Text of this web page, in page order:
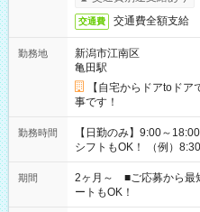
交通費 交通費全額支給
勤務地
新潟市江南区
亀田駅
【自宅からドアtoド
事です！
勤務時間
【日勤のみ】9:00～18:00（休憩60分）
シフトもOK！ （例）
「家族とお休みを合わせ
たい」 「できれば残業
えてくださいね。 ※Wワーク希望の方へ 今ご覧のお仕事で希望
する勤務時間と、もう1
期間
2ヶ月～ ■ご応募から最
ートもOK！